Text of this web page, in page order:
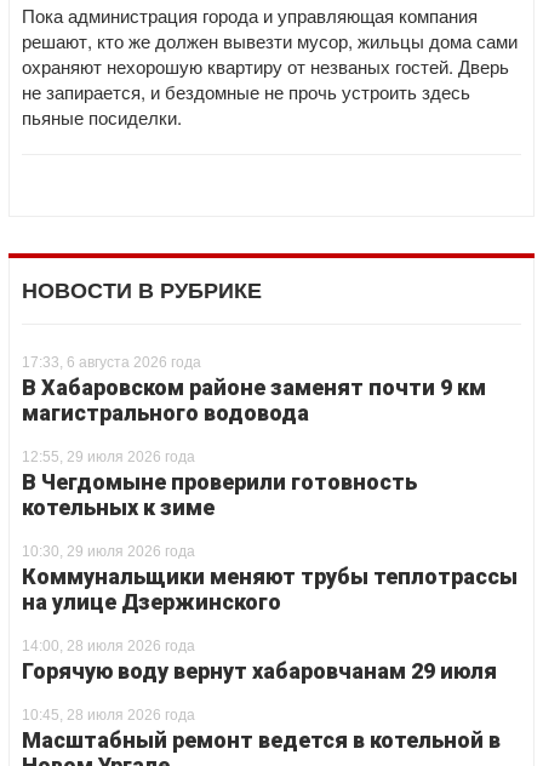
Пока администрация города и управляющая компания
решают, кто же должен вывезти мусор, жильцы дома сами
охраняют нехорошую квартиру от незваных гостей. Дверь
не запирается, и бездомные не прочь устроить здесь
пьяные посиделки.
НОВОСТИ В РУБРИКЕ
17:33, 6 августа 2026 года
В Хабаровском районе заменят почти 9 км
магистрального водовода
12:55, 29 июля 2026 года
В Чегдомыне проверили готовность
котельных к зиме
10:30, 29 июля 2026 года
Коммунальщики меняют трубы теплотрассы
на улице Дзержинского
14:00, 28 июля 2026 года
Горячую воду вернут хабаровчанам 29 июля
10:45, 28 июля 2026 года
Масштабный ремонт ведется в котельной в